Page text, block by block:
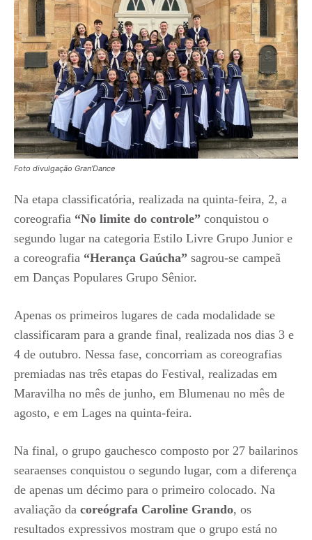
Foto divulgação Gran’Dance
Na etapa classificatória, realizada na quinta-feira, 2, a
coreografia “No limite do controle” conquistou o
segundo lugar na categoria Estilo Livre Grupo Junior e
a coreografia “Herança Gaúcha” sagrou-se campeã
em Danças Populares Grupo Sênior.
Apenas os primeiros lugares de cada modalidade se
classificaram para a grande final, realizada nos dias 3 e
4 de outubro. Nessa fase, concorriam as coreografias
premiadas nas três etapas do Festival, realizadas em
Maravilha no mês de junho, em Blumenau no mês de
agosto, e em Lages na quinta-feira.
Na final, o grupo gauchesco composto por 27 bailarinos
searaenses conquistou o segundo lugar, com a diferença
de apenas um décimo para o primeiro colocado. Na
avaliação da coreógrafa Caroline Grando, os
resultados expressivos mostram que o grupo está no